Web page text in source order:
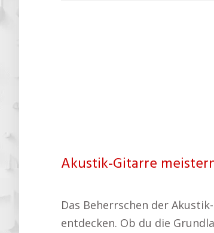
Akustik-Gitarre
Das Beherrschen der
entdecken. Ob du die